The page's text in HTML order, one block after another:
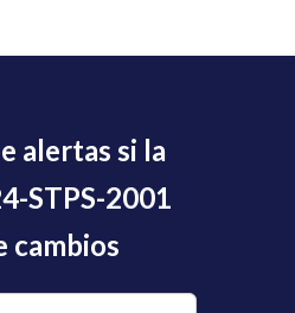
alertas si la
STPS-2001
cambios